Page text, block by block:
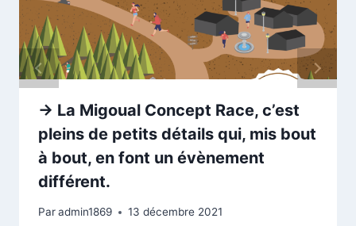
→ La Migoual Concept Race, c’est
pleins de petits détails qui, mis bout
à bout, en font un évènement
différent.
Paradmin1869 13 décembre 2021